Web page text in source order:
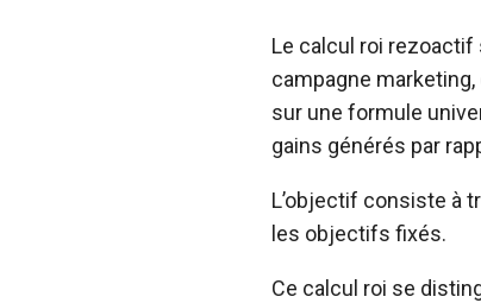
Le calcul roi rezoactif
campagne
sur une formule
gains générés par
L’objectif consiste à
les objectifs fixés.
Ce calcul roi se